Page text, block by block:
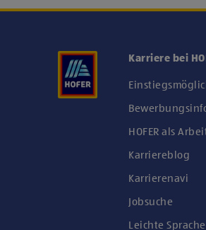
Karriere bei
HOFER als
Karriereblog
Karrierenavi
Jobsuche
Leichte Sprache